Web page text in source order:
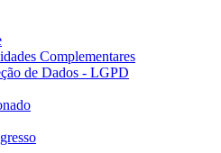
Complementares
de Dados - LGPD